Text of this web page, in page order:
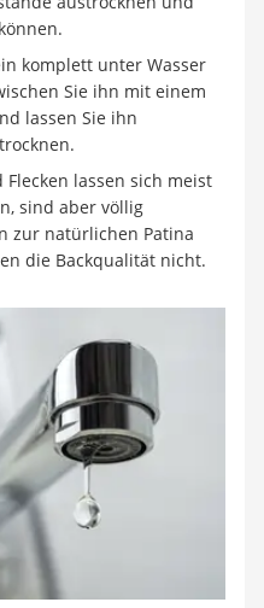
komplett unter Wasser
Sie ihn mit einem
lassen Sie ihn
lassen sich meist
sind aber völlig
zur natürlichen Patina
die Backqualität nicht.